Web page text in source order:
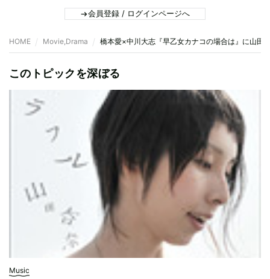
会員登録 / ログインページへ
HOME Movie,Drama 橋本愛×中川大志『早乙女カナコの場合は』に山田
このトピックを深ぼる
Music